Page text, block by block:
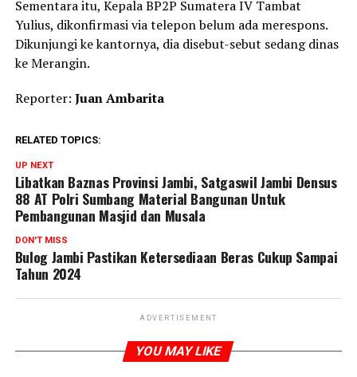
Sementara itu, Kepala BP2P Sumatera IV Tambat
Yulius, dikonfirmasi via telepon belum ada merespons.
Dikunjungi ke kantornya, dia disebut-sebut sedang dinas
ke Merangin.
Reporter: Juan Ambarita
RELATED TOPICS:
UP NEXT
Libatkan Baznas Provinsi Jambi, Satgaswil Jambi Densus
88 AT Polri Sumbang Material Bangunan Untuk
Pembangunan Masjid dan Musala
DON'T MISS
Bulog Jambi Pastikan Ketersediaan Beras Cukup Sampai
Tahun 2024
ADVERTISEMENT
YOU MAY LIKE